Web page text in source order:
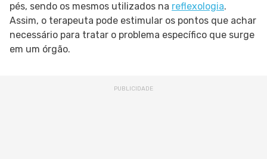
pés, sendo os mesmos utilizados na reflexologia.
Assim, o terapeuta pode estimular os pontos que achar
necessário para tratar o problema específico que surge
em um órgão.